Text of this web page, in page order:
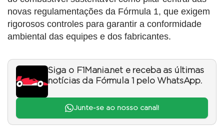
novas regulamentações da Fórmula 1, que exigem
rigorosos controles para garantir a conformidade
ambiental das equipes e dos fabricantes.
Siga o F1Mania.net e receba as últimas
notícias da Fórmula 1 pelo WhatsApp.
Junte-se ao nosso canal!